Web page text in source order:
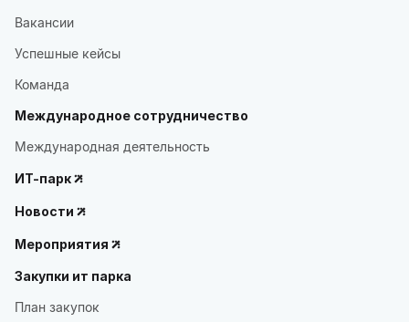
Вакансии
Успешные кейсы
Команда
Международное сотрудничество
Международная деятельность
ИТ-парк
Новости
Мероприятия
Закупки ит парка
План закупок